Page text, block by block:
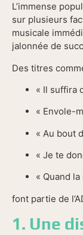
L’immense
sur plusieurs
musicale
jalonnée de
Des titres
« Il suffira
« Envole-
« Au bout
« Je te
« Quand
font partie de
1. Une